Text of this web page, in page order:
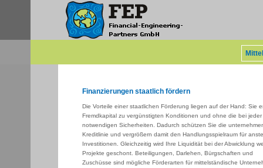
Finanzierungen staatlich fördern
Die Vorteile einer staatlichen Förderung liegen auf der Hand: Sie
Fremdkapital zu vergünstigten Konditionen und ohne die bei
notwendigen Sicherheiten. Dadurch schützen Sie die
Kreditlinie und vergrößern damit den Handlungsspielraum für
Investitionen. Gleichzeitig wird Ihre Liquidität bei der Abwicklung
Projekte geschont. Beteiligungen, Darlehen, Bürgschaften und
Zuschüsse sind mögliche Förderarten für mittelständische